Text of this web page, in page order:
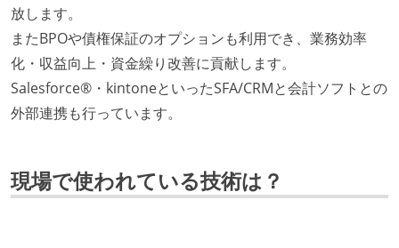
放します。
またBPOや債権保証のオプションも利用でき、業務効率
化・収益向上・資金繰り改善に貢献します。
Salesforce®・kintoneといったSFA/CRMと会計ソフトとの
外部連携も行っています。
現場で使われている技術は？